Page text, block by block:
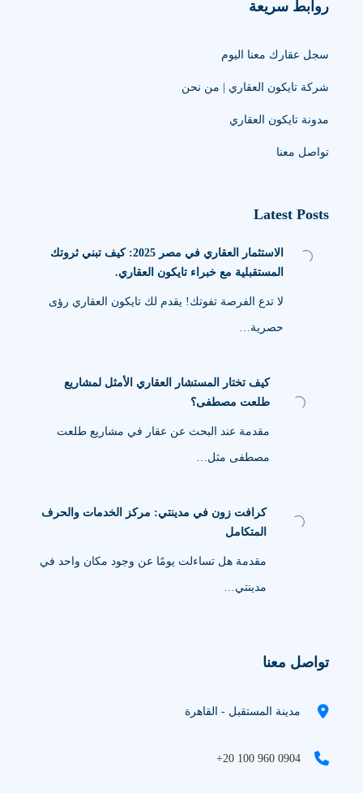
روابط سريعة
سجل عقارك معنا اليوم
شركة تايكون العقاري | من نحن
مدونة تايكون العقاري
تواصل معنا
Latest Posts
الاستثمار العقاري في مصر 2025: كيف تبني ثروتك
المستقبلية مع خبراء تايكون العقاري.
لا تدع الفرصة تفوتك! يقدم لك تايكون العقاري رؤى
حصرية…
كيف تختار المستشار العقاري الأمثل لمشاريع
طلعت مصطفى؟
مقدمة عند البحث عن عقار في مشاريع طلعت
مصطفى مثل…
كرافت زون في مدينتي: مركز الخدمات والحرف
المتكامل
مقدمة هل تساءلت يومًا عن وجود مكان واحد في
مدينتي…
تواصل معنا
مدينة المستقبل - القاهرة
+20 100 960 0904